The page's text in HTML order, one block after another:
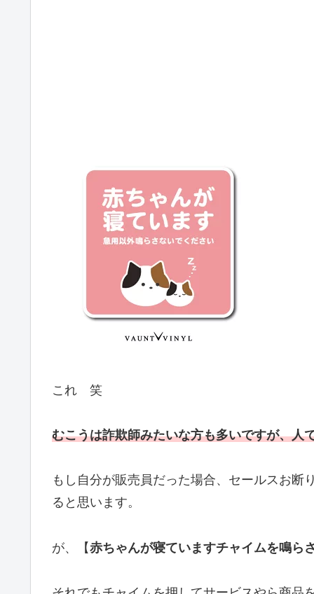
これ 笑
むこうは詐欺師みたいな方も多いですが、人
もし自分が販売員だった場合、セールスお断
ると思います。
が、【赤ちゃんが寝ていますチャイムを鳴ら